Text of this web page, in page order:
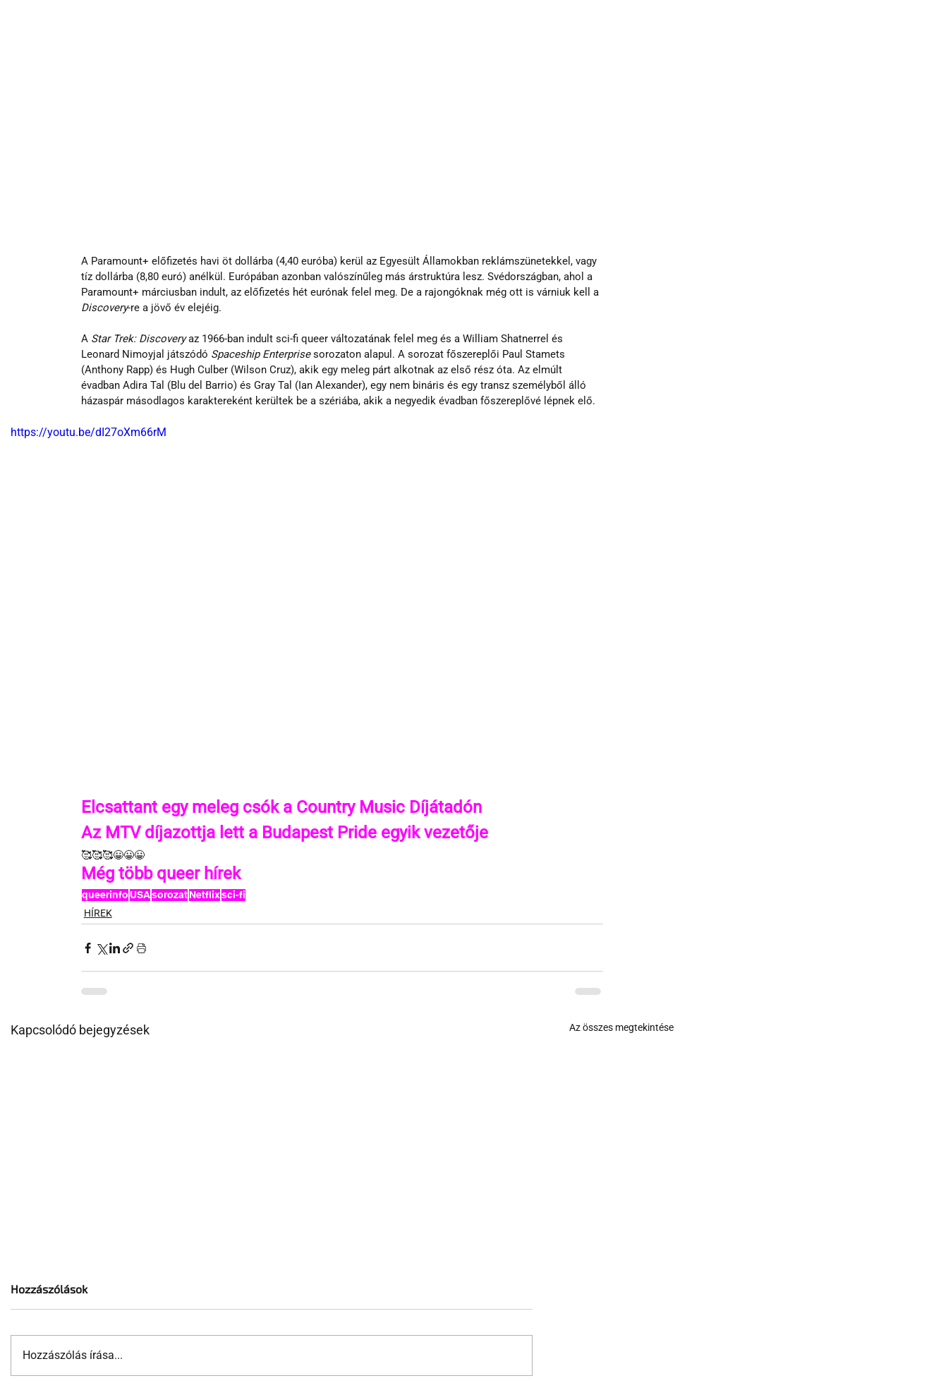
A Paramount+ előfizetés havi öt dollárba (4,40 euróba) kerül az Egyesült Államokban reklámszünetekkel, vagy
tíz dollárba (8,80 euró) anélkül. Európában azonban valószínűleg más árstruktúra lesz. Svédországban, ahol a
Paramount+ márciusban indult, az előfizetés hét eurónak felel meg. De a rajongóknak még ott is várniuk kell a
Discovery-re a jövő év elejéig.
A Star Trek: Discovery az 1966-ban indult sci-fi queer változatának felel meg és a William Shatnerrel és
Leonard Nimoyjal játszódó Spaceship Enterprise sorozaton alapul. A sorozat főszereplői Paul Stamets
(Anthony Rapp) és Hugh Culber (Wilson Cruz), akik egy meleg párt alkotnak az első rész óta. Az elmúlt
évadban Adira Tal (Blu del Barrio) és Gray Tal (Ian Alexander), egy nem bináris és egy transz személyből álló
házaspár másodlagos karaktereként kerültek be a szériába, akik a negyedik évadban főszereplővé lépnek elő.
https://youtu.be/dI27oXm66rM
Elcsattant egy meleg csók a Country Music Díjátadón
Az MTV díjazottja lett a Budapest Pride egyik vezetője
🥰🥰🥰😀😀😀
Még több queer hírek
queerinfo USAsorozat Netflixsci-fi
HÍREK
Kapcsolódó bejegyzések Az összes megtekintése
Hozzászólások
Hozzászólás írása...